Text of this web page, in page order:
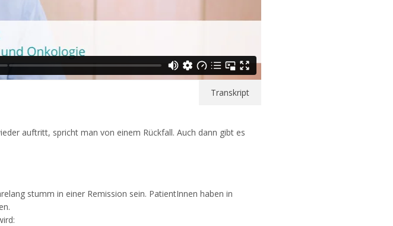
Transkript
auftritt, spricht man von einem Rückfall. Auch dann gibt es
stumm in einer Remission sein. PatientInnen haben in